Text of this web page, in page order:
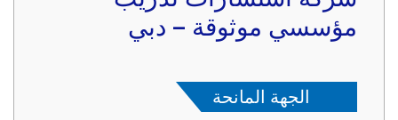
مؤسسي موثوقة – دبي
الجهة المانحة